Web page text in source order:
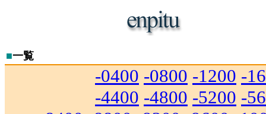
■一覧
-0400 -0800 -1200 -
-4400 -4800 -5200 -